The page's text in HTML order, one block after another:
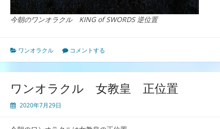
今朝のワンオラクル KING of SWORDS 逆位置
ワンオラクル コメントする
ワンオラクル 女教皇 正位置
2020年7月29日